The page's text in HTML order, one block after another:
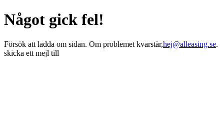
Något gick fel!
Försök att ladda om sidan. Om problemet kvarstår,hej@alleasing.se.
skicka ett mejl till